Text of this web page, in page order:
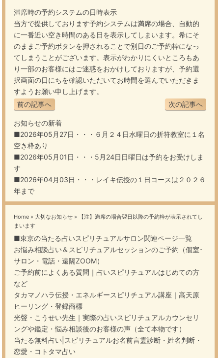
満席時の予約システムの日時表示
当方で提供しております予約システムは満席の場合、自動的
に一番近い空き時間のある日を表示してしまいます。希にそ
のままご予約ボタンを押されることで別日のご予約枠になっ
てしまうことがございます。表示がわかりにくいところもあ
り一部のお客様にはご迷惑をおかけしておりますが、予約選
択画面の日にちを確認いただいてお時間を選んでいただきま
すようお願い申し上げます。
次の記事へ
前の記事へ
お知らせの新着
■2026年05月27日・・・ ６月２４日水曜日の折符教室に１名
空き枠あり
■2026年05月01日・・・ 5月24日日曜日は予約をお受けしま
す
■2026年04月03日・・・ レイキ伝授の１日コースは２０２６
年まで
Home » 大切なお知らせ » 【注】満席の場合翌日以降の予約枠が表示されてし
まいます
■東京の当たる占いスピリチュアルサロン関連ページ一覧
お悩み相談占い＆スピリチュアルセッションのご予約（個室･
サロン・電話・遠隔ZOOM）
ご予約前によくある質問｜占いスピリチュアルはじめての方
など
タカマノハラ伝授・エネルギースピリチュアル講座｜高天原
ヒーリング・登録商標
光聲・こうせい先生｜実際の占いスピリチュアルカウンセリ
ングや鑑定・悩み相談後のお客様の声（全て本物です）
当たる無料占い|スピリチュアルお名前言霊診断・姓名判断・
恋愛・コトタマ占い